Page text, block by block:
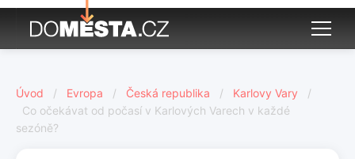
Úvod / Evropa / Česká republika / Karlovy Vary
/
Co očekávat od počasí v Karlových Varech v každé
sezóně?